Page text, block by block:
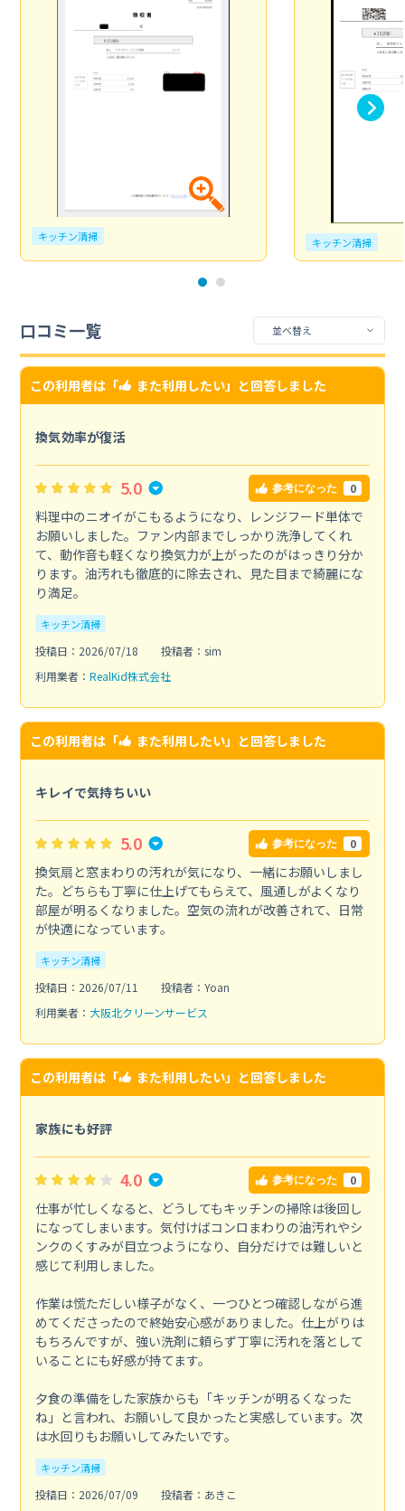
キッチン清掃 キッチン清掃
口コミ一覧
この利用者は「 また利用したい」と回答しました
換気効率が復活
5.0 参考になった 0
料理中のニオイがこもるようになり、レンジフード単体で
お願いしました。ファン内部までしっかり洗浄してくれ
て、動作音も軽くなり換気力が上がったのがはっきり分か
ります。油汚れも徹底的に除去され、見た目まで綺麗にな
り満足。
キッチン清掃
投稿日：2026/07/18
投稿者：sim
利用業者： RealKid株式会社
この利用者は「 また利用したい」と回答しました
キレイで気持ちいい
5.0 参考になった 0
換気扇と窓まわりの汚れが気になり、一緒にお願いしまし
た。どちらも丁寧に仕上げてもらえて、風通しがよくなり
部屋が明るくなりました。空気の流れが改善されて、日常
が快適になっています。
キッチン清掃
投稿日：2026/07/11
投稿者：Yoan
利用業者： 大阪北クリーンサービス
この利用者は「 また利用したい」と回答しました
家族にも好評
4.0 参考になった 0
仕事が忙しくなると、どうしてもキッチンの掃除は後回し
になってしまいます。気付けばコンロまわりの油汚れやシ
ンクのくすみが目立つようになり、自分だけでは難しいと
感じて利用しました。
作業は慌ただしい様子がなく、一つひとつ確認しながら進
めてくださったので終始安心感がありました。仕上がりは
もちろんですが、強い洗剤に頼らず丁寧に汚れを落として
いることにも好感が持てます。
夕食の準備をした家族からも「キッチンが明るくなった
ね」と言われ、お願いして良かったと実感しています。次
は水回りもお願いしてみたいです。
キッチン清掃
投稿日：2026/07/09
投稿者：あきこ